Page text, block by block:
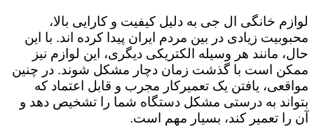
لوازم خانگی ال جی به دلیل کیفیت و کارایی بالا،
محبوبیت زیادی در بین مردم ایران پیدا کرده اند. با این
حال، مانند هر وسیله الکتریکی دیگری، این لوازم نیز
ممکن است با گذشت زمان دچار مشکل شوند. در چنین
مواقعی، یافتن یک تعمیرکار مجرب و قابل اعتماد که
بتواند به درستی مشکل دستگاه شما را تشخیص دهد و
آن را تعمیر کند، بسیار مهم است.